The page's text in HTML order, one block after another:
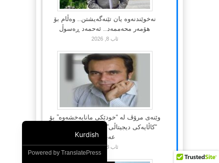
نەخوێندنەوە یان تێنەگەیشتن.. وەڵام بۆ
هۆمەر محەممەد.. ئەحمەد ڕەسوڵ
ئاب 8, 2026
وێنەی مرۆڤ لە “خودێکی مانابەخشەوە” بۆ
عەبدوڵڵا
ئاب 8, 2026
Powered by TranslatePress
Kurdish